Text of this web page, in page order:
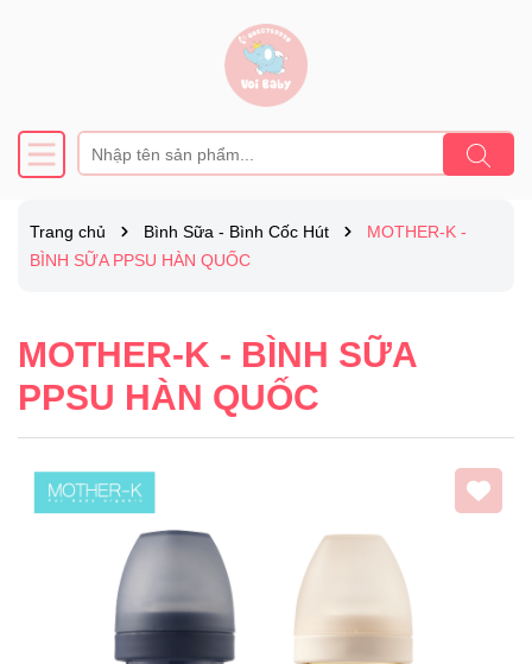
Trang chủ Bình Sữa - Bình Cốc Hút
MOTHER-K -
BÌNH SỮA PPSU HÀN QUỐC
MOTHER-K - BÌNH SỮA
PPSU HÀN QUỐC